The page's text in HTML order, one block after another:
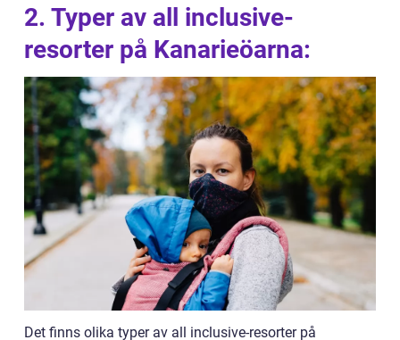
2. Typer av all inclusive-
resorter på Kanarieöarna:
Det finns olika typer av all inclusive-resorter på